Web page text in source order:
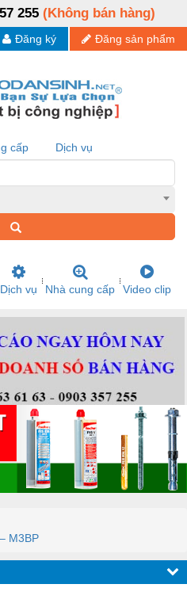
255 (Không bán hàng)
Đăng sản phẩm
Đăng ký
cấp Dịch vụ
Dịch vụ Nhà cung cấp Video clip
M3BP